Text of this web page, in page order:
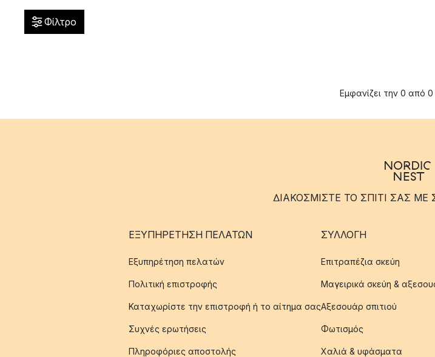
Φίλτρο
Εμφανίζει την 0 από
ΔΙΑΚΟΣΜΙΣΤΕ ΤΟ ΣΠΙΤΙ ΣΑΣ ΜΕ
ΕΞΥΠΗΡΈΤΗΣΗ ΠΕΛΑΤΏΝ
Εξυπηρέτηση πελατών
Πολιτική επιστροφής
Καταχωρίστε την επιστροφή ή το αίτημα σας
Συχνές ερωτήσεις
Πληροφόριες αποστολής
ΣΥΛΛΟΓΉ
Επιτραπέζια σκεύη
Μαγειρικά σκεύη &
Αξεσουάρ σπιτιού
Φωτισμός
Χαλιά & υφάσματα